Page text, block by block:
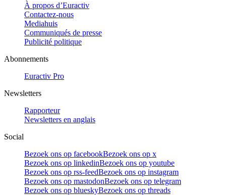
À propos d’Euractiv
Contactez-nous
Mediahuis
Communiqués de presse
Publicité politique
Abonnements
Euractiv Pro
Newsletters
Rapporteur
Newsletters en anglais
Social
Bezoek ons op facebookBezoek ons op x
Bezoek ons op linkedinBezoek ons op youtube
Bezoek ons op rss-feedBezoek ons op instagram
Bezoek ons op mastodonBezoek ons op telegram
Bezoek ons op blueskyBezoek ons op threads